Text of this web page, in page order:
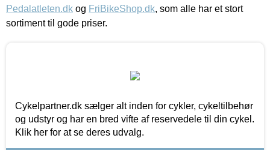
Pedalatleten.dk og FriBikeShop.dk, som alle har et stort
sortiment til gode priser.
Cykelpartner.dk sælger alt inden for cykler, cykeltilbehør
og udstyr og har en bred vifte af reservedele til din cykel.
Klik her for at se deres udvalg.